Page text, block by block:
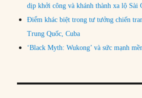
dịp khởi công và khánh thành xa lộ Sài
Điểm khác biệt trong tư tưởng chiến
Trung Quốc, Cuba
‘Black Myth: Wukong’ và sức mạnh